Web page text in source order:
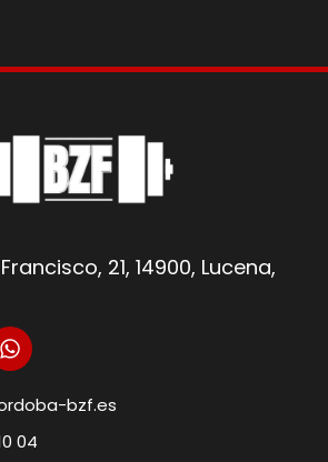
21, 14900, Lucena,
bzf.es
04